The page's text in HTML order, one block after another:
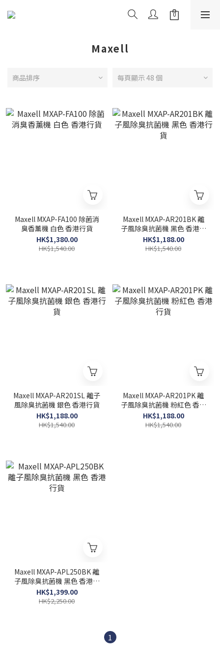
Maxell
商品排序 每頁顯示 48 個
Maxell MXAP-FA100 除菌消
臭香薰機 白色 香港行貨
HK$1,380.00
HK$1,540.00
Maxell MXAP-AR201BK 離
子風除臭抗菌機 黑色 香港行
貨
HK$1,188.00
HK$1,540.00
Maxell MXAP-AR201SL 離子
風除臭抗菌機 銀色 香港行貨
HK$1,188.00
HK$1,540.00
Maxell MXAP-AR201PK 離
子風除臭抗菌機 粉紅色 香港
行貨
HK$1,188.00
HK$1,540.00
Maxell MXAP-APL250BK 離
子風除臭抗菌機 黑色 香港行
貨
HK$1,399.00
HK$2,250.00
1